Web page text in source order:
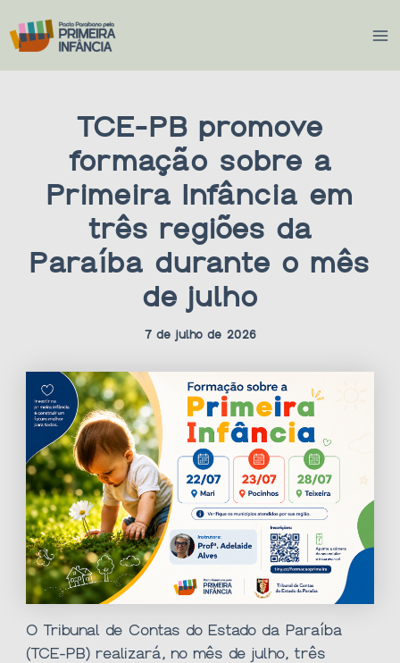
para
TCE-PB promove
formação sobre a
Primeira Infância em
três regiões da
Paraíba durante o mês
de julho
7 de julho de 2026
O Tribunal de Contas do Estado da Paraíba
(TCE-PB) realizará, no mês de julho, três